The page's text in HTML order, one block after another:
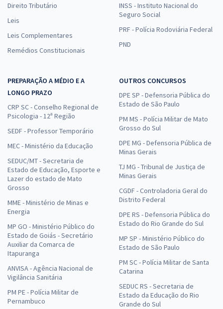
Direito Tributário
Leis
Leis Complementares
Remédios Constitucionais
INSS - Instituto Nacional do
Seguro Social
PRF - Polícia Rodoviária Federal
PND
PREPARAÇÃO A MÉDIO E A
LONGO PRAZO
CRP SC - Conselho Regional de
Psicologia - 12ª Região
SEDF - Professor Temporário
MEC - Ministério da Educação
SEDUC/MT - Secretaria de
Estado de Educação, Esporte e
Lazer do estado de Mato
Grosso
MME - Ministério de Minas e
Energia
MP GO - Ministério Público do
Estado de Goiás - Secretário
Auxiliar da Comarca de
Itapuranga
ANVISA - Agência Nacional de
Vigilância Sanitária
PM PE - Polícia Militar de
Pernambuco
OUTROS CONCURSOS
DPE SP - Defensoria Pública do
Estado de São Paulo
PM MS - Polícia Militar de Mato
Grosso do Sul
DPE MG - Defensoria Pública de
Minas Gerais
TJ MG - Tribunal de Justiça de
Minas Gerais
CGDF - Controladoria Geral do
Distrito Federal
DPE RS - Defensoria Pública do
Estado do Rio Grande do Sul
MP SP - Ministério Público do
Estado de São Paulo
PM SC - Polícia Militar de Santa
Catarina
SEDUC RS - Secretaria de
Estado da Educação do Rio
Grande do Sul